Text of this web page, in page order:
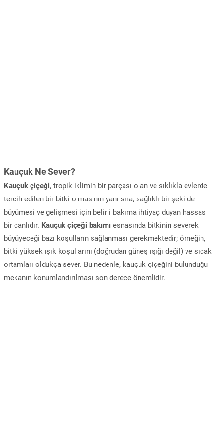
Kauçuk Ne Sever?
Kauçuk çiçeği, tropik iklimin bir parçası olan ve sıklıkla evlerde
tercih edilen bir bitki olmasının yanı sıra, sağlıklı bir şekilde
büyümesi ve gelişmesi için belirli bakıma ihtiyaç duyan hassas
bir canlıdır. Kauçuk çiçeği bakımı esnasında bitkinin severek
büyüyeceği bazı koşulların sağlanması gerekmektedir; örneğin,
bitki yüksek ışık koşullarını (doğrudan güneş ışığı değil) ve sıcak
ortamları oldukça sever. Bu nedenle, kauçuk çiçeğini bulunduğu
mekanın konumlandırılması son derece önemlidir.